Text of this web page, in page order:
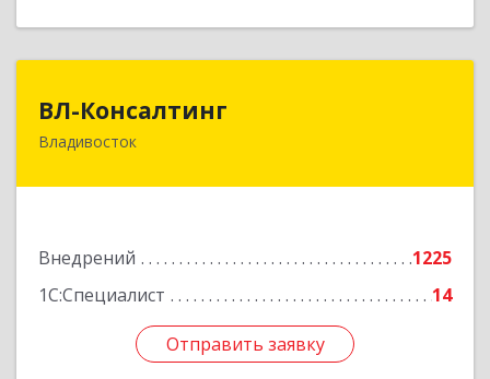
ВЛ-Консалтинг
Владивосток
Внедрений
1225
1С:Специалист
14
Отправить заявку
690109, Приморский край, Владивосток г,
Отправить заявку